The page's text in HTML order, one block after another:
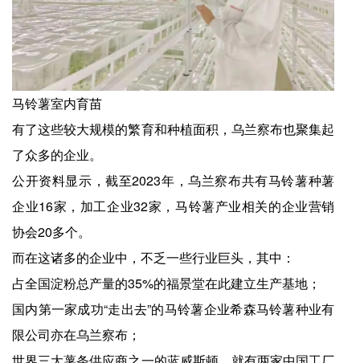
马铃薯室内育苗
有了这些较大规模的繁育和种植面积，乌兰察布也聚集起
了众多的企业。
公开资料显示，截至2023年，乌兰察布共有马铃薯种薯
企业16家，加工企业32家，马铃薯产业相关的企业营销
协会20多个。
而在这诸多的企业中，不乏一些行业巨头，其中：
占全国淀粉总产量的35%的福景堂在此建立生产基地；
国内第一家成功“走出去”的马铃薯企业希森马铃薯种业有
限公司亦在乌兰察布；